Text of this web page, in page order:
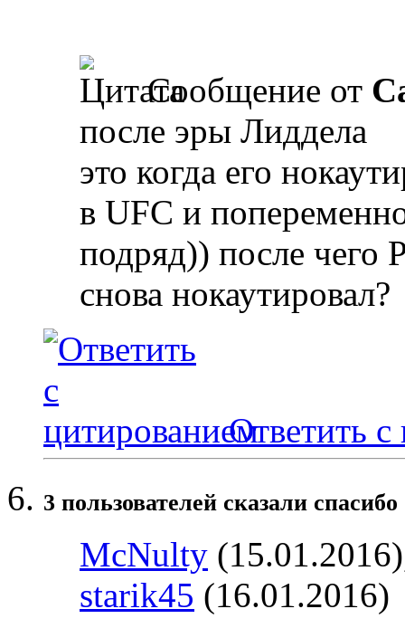
Сообщение от
после эры Лиддела
это когда его
в UFC и
подряд)) после чего
снова нокаутировал?
Ответить с
3 пользователей сказали
McNulty
starik45 (16.01.2016)